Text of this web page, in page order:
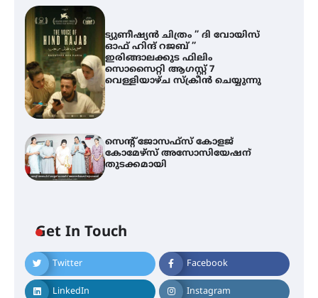
ട്യുണീഷ്യൻ ചിത്രം ” ദി വോയിസ്
ഓഫ് ഹിന്ദ് റജബ് ”
ഇരിങ്ങാലക്കുട ഫിലിം
സൊസൈറ്റി ആഗസ്റ്റ് 7
വെള്ളിയാഴ്ച സ്‌ക്രീൻ ചെയ്യുന്നു
സെന്റ് ജോസഫ്സ് കോളജ്
കോമേഴ്‌സ് അസോസിയേഷന്
തുടക്കമായി
Get In Touch
Twitter Facebook
LinkedIn Instagram
ട്യുണീഷ്യൻ ചിത്രം ” ദി വോയിസ്
ഓഫ് ഹിന്ദ് റജബ് ” ഇരിങ്ങാലക്കുട
ഫിലിം സൊസൈറ്റി ആഗസ്റ്റ് 7